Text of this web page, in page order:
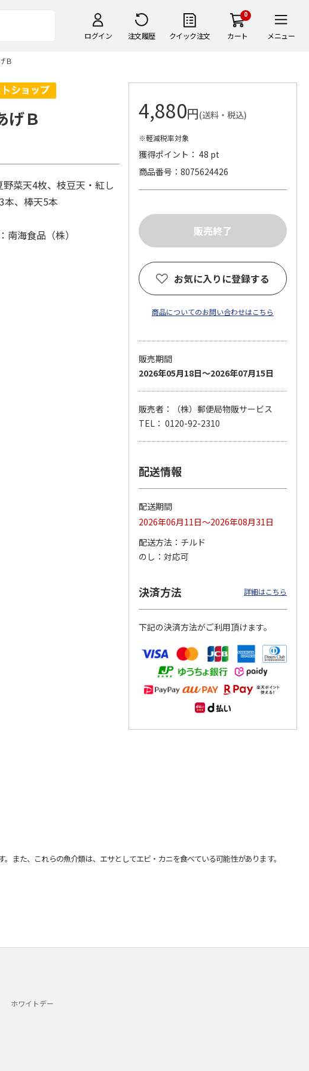
ログイン 注文履歴 クイック注文
0
カート メニュー
Ｂ
【グリーティング切
円…
4.8（11）
5,500円
4.6（7）
11,000円
げＢ
菜天4枚、枝豆天・紅し
本、棒天5本
海食品（株）
4,880円(送料・税込)
※軽減税率対象
獲得ポイント： 48 pt
商品番号
8075624426
お気に入りに登録する
商品についてのお問い合わせはこちら
販売期間
2026年05月18日～2026年07月15日
販売者：（株）郵便局物販サービス
TEL： 0120-92-2310
配送情報
配送期間
2026年06月11日～2026年08月31日
配送方法
チルド
のし
対応可
決済方法 詳細はこちら
下記の決済方法がご利用頂けます。
た、これらの魚介類は、エサとしてエビ・カニを食べている可能性があります。
ホワイトデー